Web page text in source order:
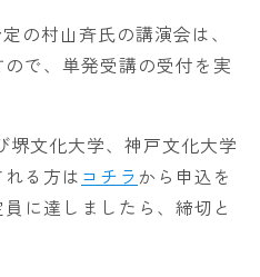
の村山斉氏の講演会は、
で、単発受講の受付を実
堺文化大学、神戸文化大学
る方は コチラから申込を
に達しましたら、締切と